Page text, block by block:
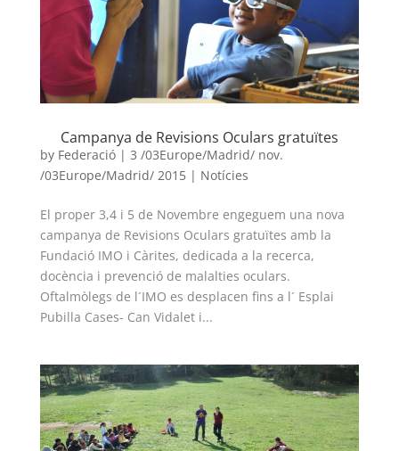
Campanya de Revisions Oculars gratuïtes
by Federació| 3 /03Europe/Madrid/ nov.
/03Europe/Madrid/ 2015| Notícies
El proper 3,4 i 5 de Novembre engeguem una nova
campanya de Revisions Oculars gratuïtes amb la
Fundació IMO i Càrites, dedicada a la recerca,
docència i prevenció de malalties oculars.
Oftalmòlegs de l´IMO es desplacen fins a l´ Esplai
Pubilla Cases- Can Vidalet i...
Fundesplai als mitjans
Xarxes socials
COL·LABORA
Fes voluntariat
Fes un donatiu